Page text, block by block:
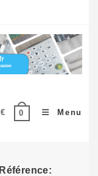
€ 0 Menu